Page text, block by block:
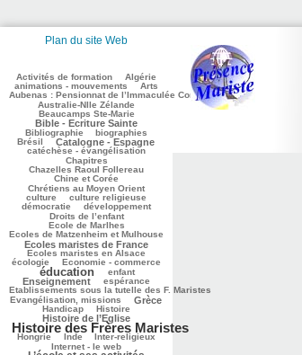
Plan du site Web
100/2848
Activités de formation
63/2848 Algérie
148/2848
animations - mouvements
316/2848 Arts
73/2848
Aubenas : Pensionnat de l’Immaculée Conception
52/2848Australie-Nlle Zélande
92/2848
Beaucamps Ste-Marie
672/2848
Bible - Ecriture Sainte
56/2848
Bibliographie
557/2848 biographies
104/2848
Brésil
849/2848 Catalogne - Espagne
609/2848
catéchèse - évangélisation
201/2848
Chapitres
Chazelles Raoul Follereau
102/2848
Chine et Corée
Chrétiens au Moyen Orient
417/2848
culture
36/2848 culture religieuse
107/2848
démocratie
117/2848 développement
163/2848
Droits de l’enfant
Ecole de Marlhes
Ecoles de Matzenheim et Mulhouse
880/2848
Ecoles maristes de France
257/2848
Ecoles maristes en Alsace
576/2848
écologie
100/2848 Economie - commerce
1524/2848
éducation
107/2848 enfant
834/2848
Enseignement
196/2848 espérance
65/2848
Etablissements sous la tutelle des F. Maristes
226/2848
Evangélisation, missions
684/2848 Grèce
68/2848
Handicap
280/2848 Histoire
870/2848
Histoire de l’Eglise
1866/2848
Histoire des Frères Maristes
153/2848
Hongrie
54/2848 Inde
143/2848 Inter-religieux
155/2848
Internet - le web